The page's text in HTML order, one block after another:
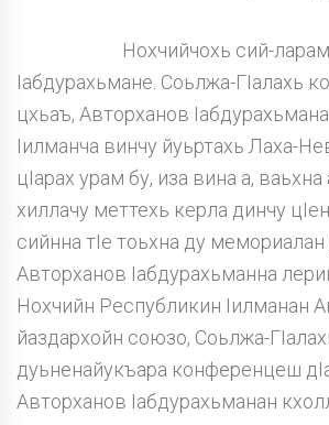
Нохчийчохь сий-ларам
Iабдурахьмане. Соьлжа-ГIалахь
цхьаъ, Авторханов
Iилманча винчу йуьртахь Лаха-
цIарах урам бу, иза вина а,
хиллачу меттехь керла динчу
сийнна тIе тоьхна ду
Авторханов Iабдурахьманна
Нохчийн Республикин Iилманан
йаздархойн союзо, Соьлжа-
дуьненайукъара конференцеш
Авторханов Iабдурахьманан